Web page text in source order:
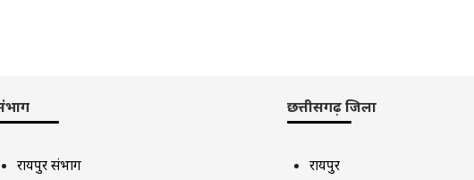
रायपुर संभाग
छत्तीसगढ़ जिला
रायपुर